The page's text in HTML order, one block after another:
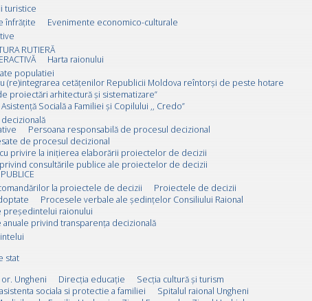
turistice
înfrățite
Evenimente economico-culturale
RUTIERĂ
Harta raionului
populatiei
(re)integrarea cetățenilor Republicii Moldova reîntorși de peste hotare
proiectări arhitectură și sistematizare”
Socială a Familiei și Copilului ,, Credo”
Persoana responsabilă de procesul decizional
de procesul decizional
privire la inițierea elaborării proiectelor de decizii
consultările publice ale proiectelor de decizii
la proiectele de decizii
Proiectele de decizii
Procesele verbale ale ședințelor Consiliului Raional
președintelui raionului
anuale privind transparența decizională
stat
Ungheni
Direcția educație
Secția cultură și turism
sociala si protectie a familiei
Spitalul raional Ungheni